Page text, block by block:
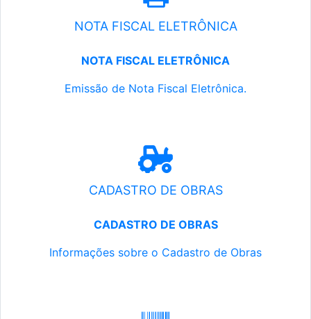
NOTA FISCAL ELETRÔNICA
NOTA FISCAL ELETRÔNICA
Emissão de Nota Fiscal Eletrônica.
CADASTRO DE OBRAS
CADASTRO DE OBRAS
Informações sobre o Cadastro de Obras